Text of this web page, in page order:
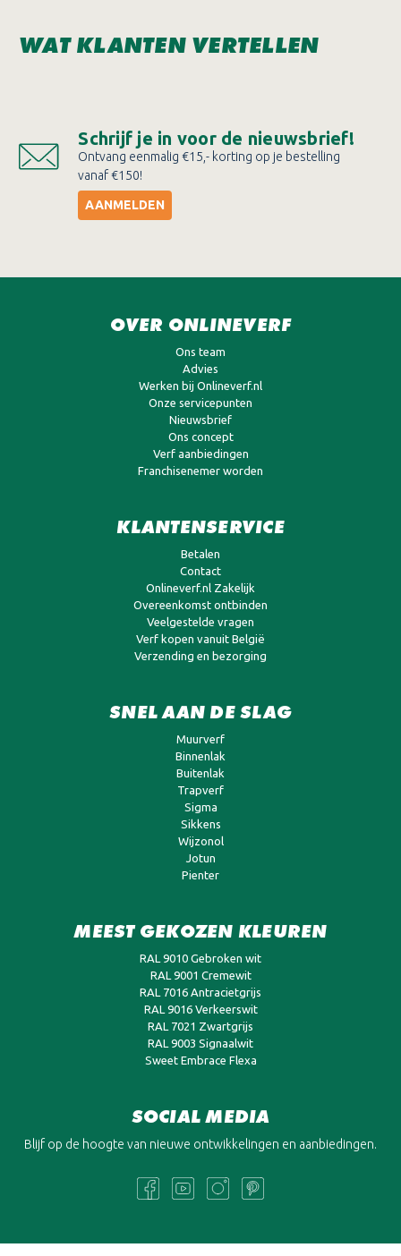
WAT KLANTEN VERTELLEN
Schrijf je in voor de nieuwsbrief!
Ontvang eenmalig €15,- korting op je bestelling
vanaf €150!
AANMELDEN
OVER ONLINEVERF
Ons team
Advies
Werken bij Onlineverf.nl
Onze servicepunten
Nieuwsbrief
Ons concept
Verf aanbiedingen
Franchisenemer worden
KLANTENSERVICE
Betalen
Contact
Onlineverf.nl Zakelijk
Overeenkomst ontbinden
Veelgestelde vragen
Verf kopen vanuit België
Verzending en bezorging
SNEL AAN DE SLAG
Muurverf
Binnenlak
Buitenlak
Trapverf
Sigma
Sikkens
Wijzonol
Jotun
Pienter
MEEST GEKOZEN KLEUREN
RAL 9010 Gebroken wit
RAL 9001 Cremewit
RAL 7016 Antracietgrijs
RAL 9016 Verkeerswit
RAL 7021 Zwartgrijs
RAL 9003 Signaalwit
Sweet Embrace Flexa
SOCIAL MEDIA
Blijf op de hoogte van nieuwe ontwikkelingen en aanbiedingen.